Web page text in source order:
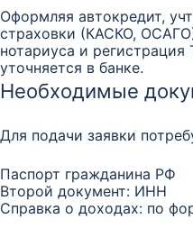
Оформляя автокредит,
страховки (КАСКО,
нотариуса и
уточняется в банке.
Необходимые
Для подачи заявки
Паспорт гражданина РФ
Второй документ: ИНН
Справка о доходах: по